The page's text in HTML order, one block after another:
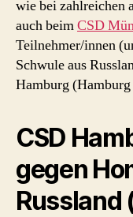
wie bei zahlreichen
auch beimCSD
Teilnehmer/innen
Schwule aus
Hamburg
CSD
gegen
Russland